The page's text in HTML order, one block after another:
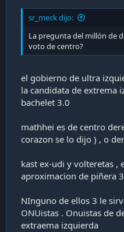
sr_meck dijo:
La pregunta del millón de
voto de centro?
el gobierno de ultra
la candidata de extrema
bachelet 3.0
mathhei es de centro
corazon se lo dijo ) , o
kast ex-udi y volteretas ,
aproximacion de piñera
NInguno de ellos 3 le
ONUistas . Onuistas de
extraema izquierda